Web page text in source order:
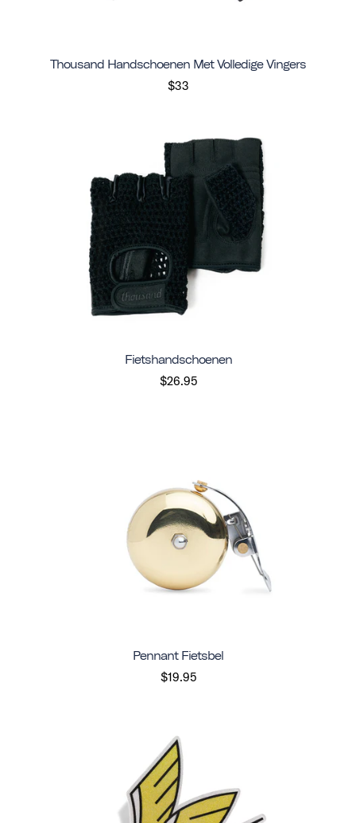
Thousand Handschoenen Met Volledige Vingers
$33
Fietshandschoenen
$26.95
Pennant Fietsbel
$19.95